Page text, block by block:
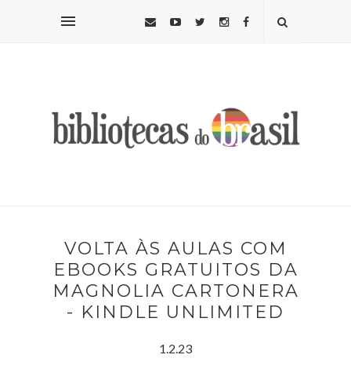
VOLTA ÀS AULAS COM
EBOOKS GRATUITOS DA
MAGNOLIA CARTONERA
- KINDLE UNLIMITED
1.2.23